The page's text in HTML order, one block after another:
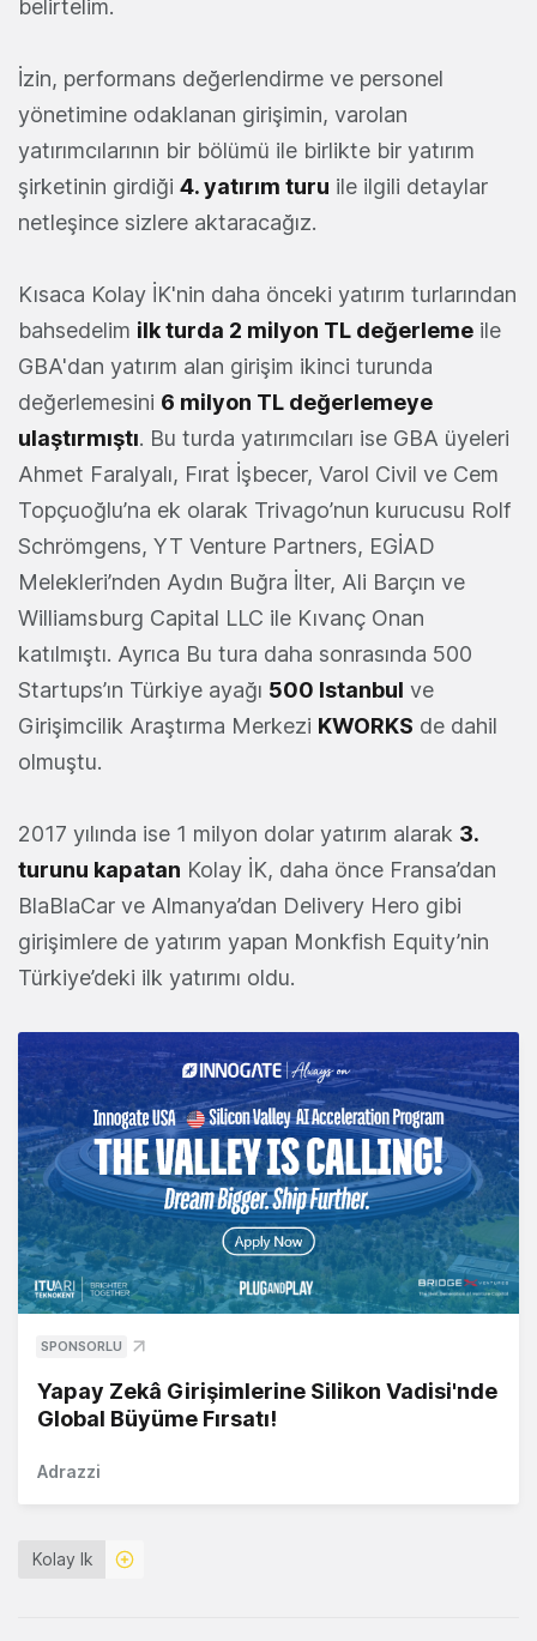
belirtelim.
İzin, performans değerlendirme ve personel
yönetimine odaklanan girişimin, varolan
yatırımcılarının bir bölümü ile birlikte bir yatırım
şirketinin girdiği 4. yatırım turu ile ilgili detaylar
netleşince sizlere aktaracağız.
Kısaca Kolay İK'nin daha önceki yatırım turlarından
bahsedelim ilk turda 2 milyon TL değerleme ile
GBA'dan yatırım alan girişim ikinci turunda
değerlemesini 6 milyon TL değerlemeye
ulaştırmıştı. Bu turda yatırımcıları ise GBA üyeleri
Ahmet Faralyalı, Fırat İşbecer, Varol Civil ve Cem
Topçuoğlu’na ek olarak Trivago’nun kurucusu Rolf
Schrömgens, YT Venture Partners, EGİAD
Melekleri’nden Aydın Buğra İlter, Ali Barçın ve
Williamsburg Capital LLC ile Kıvanç Onan
katılmıştı. Ayrıca Bu tura daha sonrasında 500
Startups’ın Türkiye ayağı 500 Istanbul ve
Girişimcilik Araştırma Merkezi KWORKS de dahil
olmuştu.
2017 yılında ise 1 milyon dolar yatırım alarak 3.
turunu kapatan Kolay İK, daha önce Fransa’dan
BlaBlaCar ve Almanya’dan Delivery Hero gibi
girişimlere de yatırım yapan Monkfish Equity’nin
Türkiye’deki ilk yatırımı oldu.
SPONSORLU
Yapay Zekâ Girişimlerine Silikon Vadisi'nde
Global Büyüme Fırsatı!
Adrazzi
Kolay Ik